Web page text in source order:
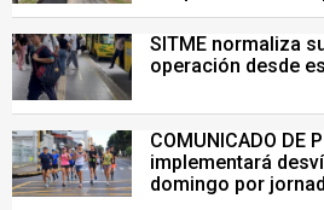
SITME normaliza
operación desde
COMUNICADO DE
implementará
domingo por